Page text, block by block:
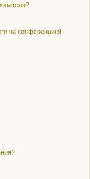
на конференцию!